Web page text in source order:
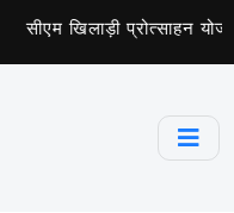
सीएम खिलाड़ी प्रोत्साहन